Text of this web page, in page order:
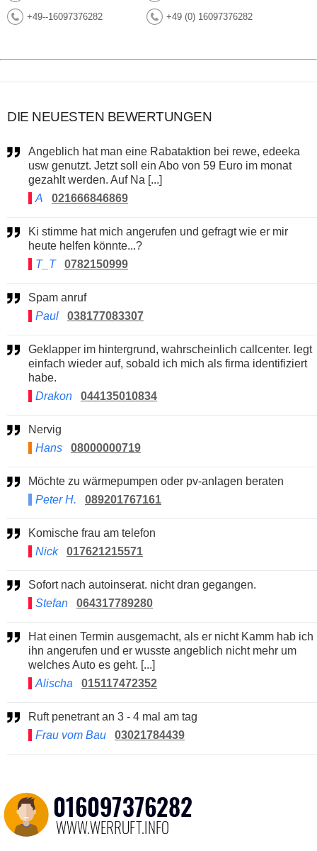
+49--16097376282 +49 (0) 16097376282
DIE NEUESTEN BEWERTUNGEN
Angeblich hat man eine Rabataktion bei rewe, edeeka
usw genutzt. Jetzt soll ein Abo von 59 Euro im monat
gezahlt werden. Auf Na [...]
A
021666846869
Ki stimme hat mich angerufen und gefragt wie er mir
heute helfen könnte...?
T_T
0782150999
Spam anruf
Paul
038177083307
Geklapper im hintergrund, wahrscheinlich callcenter. legt
einfach wieder auf, sobald ich mich als firma identifiziert
habe.
Drakon
044135010834
Nervig
Hans
08000000719
Möchte zu wärmepumpen oder pv-anlagen beraten
Peter H.
089201767161
Komische frau am telefon
Nick
017621215571
Sofort nach autoinserat. nicht dran gegangen.
Stefan
064317789280
Hat einen Termin ausgemacht, als er nicht Kamm hab ich
ihn angerufen und er wusste angeblich nicht mehr um
welches Auto es geht. [...]
Alischa
015117472352
Ruft penetrant an 3 - 4 mal am tag
Frau vom Bau
03021784439